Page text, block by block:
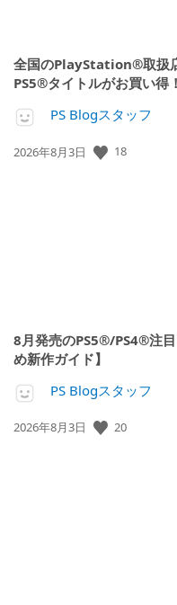
全国のPlayStation®取扱
PS5®タイトルがお買い得！
PS Blogスタッフ
公
2026年8月3日 18
8月発売のPS5®/PS4®注
め新作ガイド】
PS Blogスタッフ
公
2026年8月3日 20